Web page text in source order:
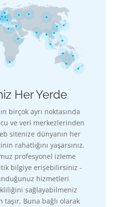
Her Yerde
birçok ayrı noktasında
ve veri merkezlerinden
sitenize dünyanın her
rahatlığını yaşarsınız.
profesyonel izleme
bilgiye erişebilirsiniz -
hizmetleri
sağlayabilmeniz
taşır, Buna bağlı olarak